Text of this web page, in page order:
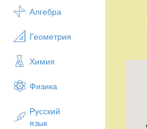
Алгебра
Геометрия
Химия
Физика
Русский
язык